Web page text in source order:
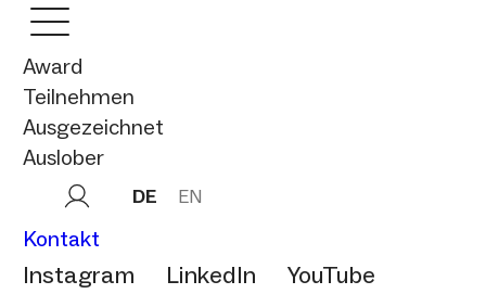
Award
Teilnehmen
Ausgezeichnet
Auslober
DE EN
Kontakt
Instagram LinkedIn YouTube